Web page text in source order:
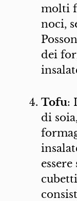
molti
noci,
dei
Tofu:
di